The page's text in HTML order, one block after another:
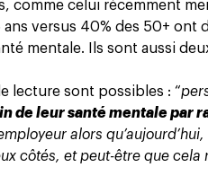
comme celui récemment
versus 40% des 50+ ont
mentale. Ils sont aussi
lecture sont possibles : “
de leur santé mentale par
alors
côtés, et peut-être que cela